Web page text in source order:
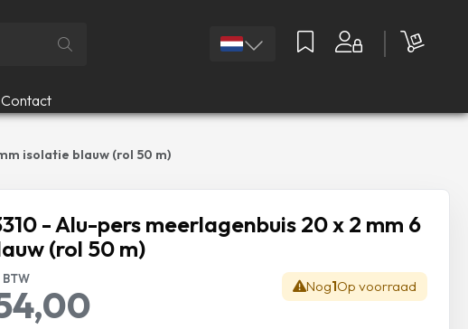
Contact
isolatie blauw (rol 50 m)
- Alu-pers meerlagenbuis 20 x 2 mm 6
(rol 50 m)
Nog1Op voorraad